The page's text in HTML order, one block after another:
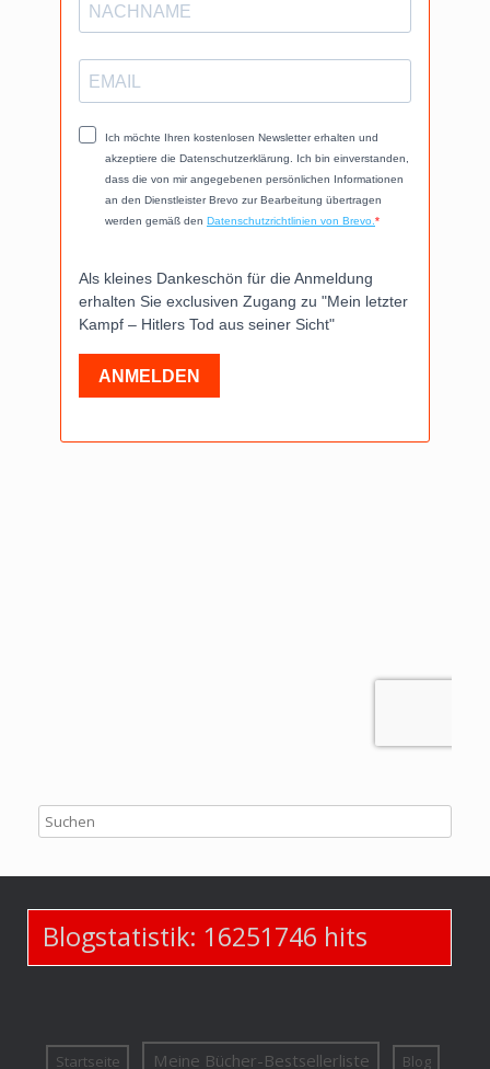
Blogstatistik: 16251746 hits
Startseite Meine Bücher-Bestsellerliste Blog